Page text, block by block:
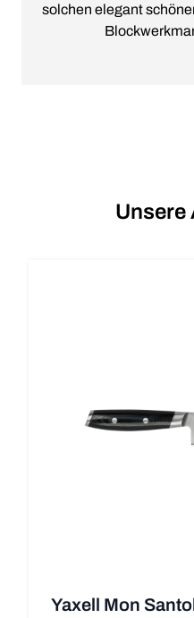
solchen elegant
Unsere
Yaxell Mon